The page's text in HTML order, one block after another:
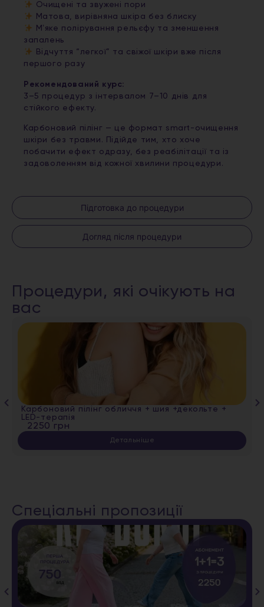
Підготовка до процедури
Догляд після процедури
Очищені та звужені пори
Матова, вирівняна шкіра без блиску
Мʼяке полірування рельєфу та зменшення
запалень
Відчуття “легкої” та свіжої шкіри вже після
першого разу
Рекомендований курс:
3–5 процедур з інтервалом 7–10 днів для
стійкого ефекту.
Карбоновий пілінг — це формат smart-очищення
шкіри без травми. Підійде тим, хто хоче
побачити ефект одразу, без реабілітації та із
задоволенням від кожної хвилини процедури.
Процедури, які очікують на
вас
Карбоновий пілінг обличчя + шия +декольте +
LED-терапія
2250 грн
Детальніше
Спеціальні пропозиції